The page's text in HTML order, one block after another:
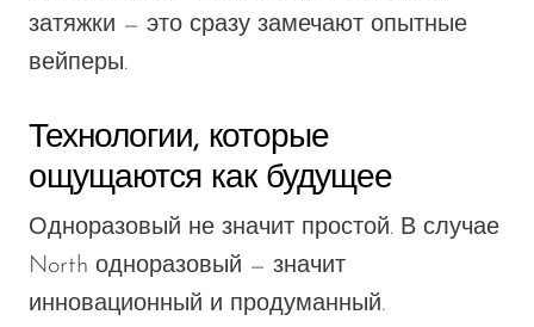
затяжки — это сразу замечают опытные
вейперы.
Технологии, которые
ощущаются как будущее
Одноразовый не значит простой. В случае
North одноразовый — значит
инновационный и продуманный.